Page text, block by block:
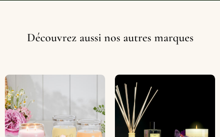
Découvrez aussi nos autres marques